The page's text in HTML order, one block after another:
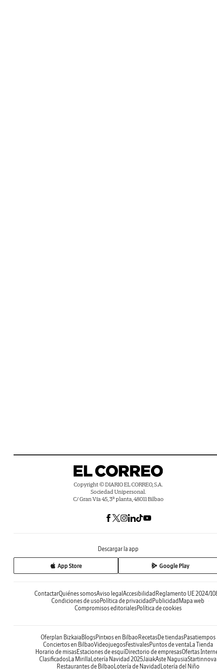
Copyright © DIARIO EL CORREO, S.A.
Sociedad Unipersonal.
C/ Gran Vía 45, 3ª planta, 48011 Bilbao
Descargar la app
App Store Google Play
ContactarQuiénes somosAviso legal Accesibilidad Reglamento UE 2024/
Condiciones de uso Política de privacidad Publicidad Mapa web
Compromisos editorialesPolítica de cookies
Oferplan Bizkaia BlogsPintxos en Bilbao RecetasDe tiendasPasatiempos
Conciertos en BilbaoVideojuegosFestivalesPuntos de venta La Tienda
Horario de misasEstaciones de esquíDirectorio de empresasOfertas
ClasificadosLa Mirilla Lotería Navidad 2025JaiakAste NagusiaStartinnova
Restaurantes de Bilbao Lotería de Navidad Lotería del Niño